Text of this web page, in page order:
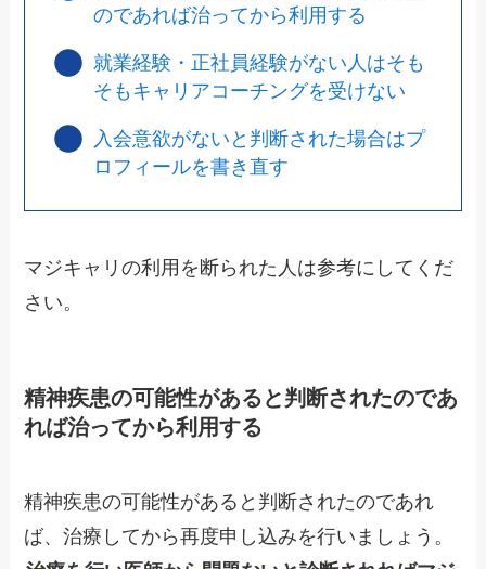
のであれば治ってから利用する
就業経験・正社員経験がない人はそも
そもキャリアコーチングを受けない
入会意欲がないと判断された場合はプ
ロフィールを書き直す
マジキャリの利用を断られた人は参考にしてくだ
さい。
精神疾患の可能性があると判断されたのであ
れば治ってから利用する
精神疾患の可能性があると判断されたのであれ
ば、治療してから再度申し込みを行いましょう。